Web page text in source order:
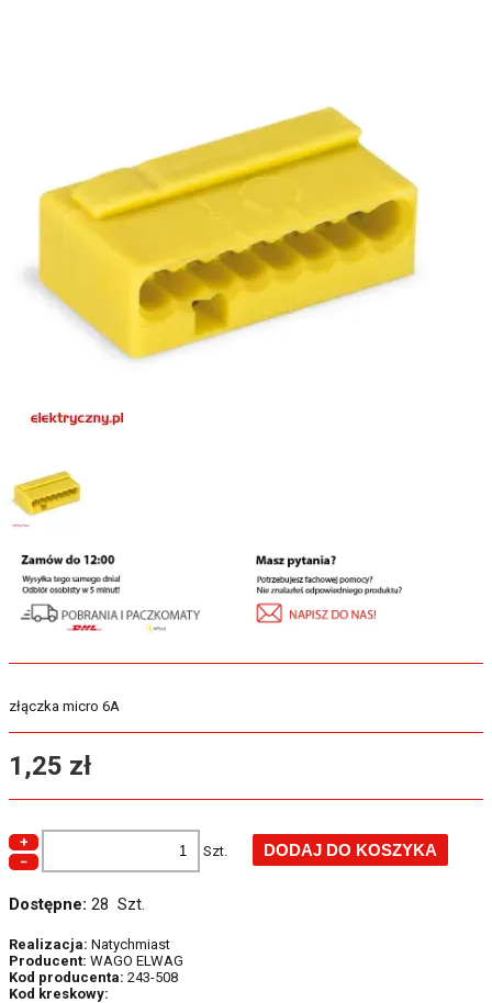
złączka micro 6A
1,25 zł
+
−
Szt.
Dostępne: 28 Szt.
Realizacja: Natychmiast
Producent: WAGO ELWAG
Kod producenta: 243-508
Kod kreskowy: